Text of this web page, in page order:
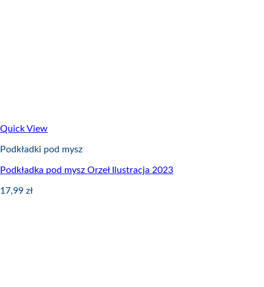
Quick View
Podkładki pod mysz
Podkładka pod mysz Orzeł Ilustracja 2023
17,99 zł